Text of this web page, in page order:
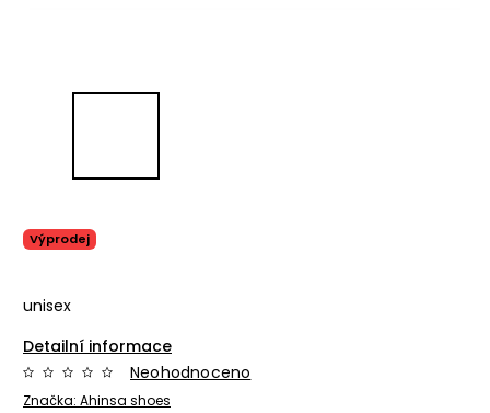
Výprodej
unisex
Detailní informace
Značka: Ahinsa shoes
Neohodnoceno